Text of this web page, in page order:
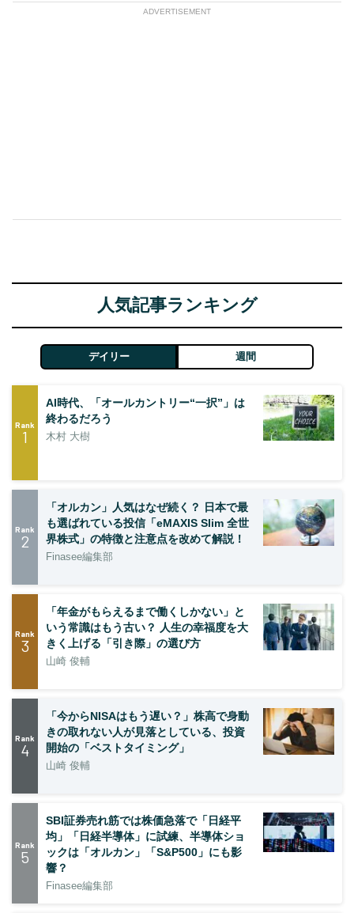
ADVERTISEMENT
人気記事ランキング
デイリー 週間
Rank
1
AI時代、「オールカントリー“一択”」は
終わるだろう
木村 大樹
Rank
2
「オルカン」人気はなぜ続く？ 日本で最
も選ばれている投信「eMAXIS Slim 全世
界株式」の特徴と注意点を改めて解説！
Finasee編集部
Rank
3
「年金がもらえるまで働くしかない」と
いう常識はもう古い？ 人生の幸福度を大
きく上げる「引き際」の選び方
山崎 俊輔
Rank
4
「今からNISAはもう遅い？」株高で身動
きの取れない人が見落としている、投資
開始の「ベストタイミング」
山崎 俊輔
Rank
5
SBI証券売れ筋では株価急落で「日経平
均」「日経半導体」に試練、半導体ショ
ックは「オルカン」「S&P500」にも影
響？
Finasee編集部